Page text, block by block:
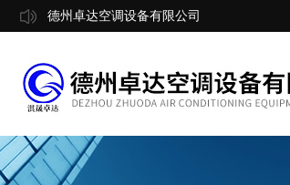
德州卓达空调设备有限公司